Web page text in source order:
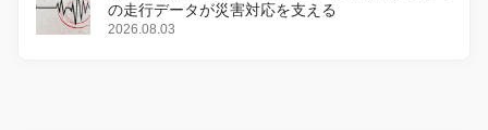
の走行データが災害対応を支える
2026.08.03